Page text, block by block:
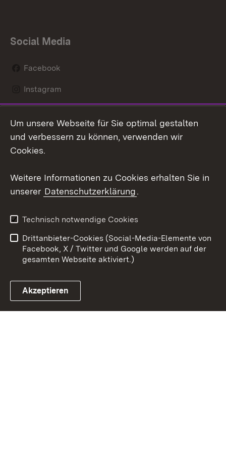
Social Media
Facebook
Instagram
Mastodon
Youtube
Link zum Landesportal
Kontakt
Datenschutz
Barrierefreiheit
Impressum Cookies
Um unsere Webseite für Sie optimal gestalten
und verbessern zu können, verwenden wir
Cookies.
Weitere Informationen zu Cookies erhalten Sie in
unserer Datenschutzerklärung.
Technisch notwendige Cookies
Drittanbieter-Cookies (Social-Media-Elemente von
Facebook, X / Twitter und Google werden auf der
gesamten Webseite aktiviert.)
Akzeptieren